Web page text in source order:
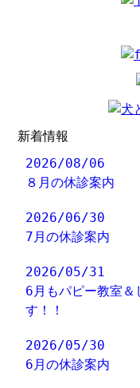
新着情報
2026/08/06
８月の休診案内
2026/06/30
7月の休診案内
2026/05/31
6月もパピー教室
す！！
2026/05/30
6月の休診案内